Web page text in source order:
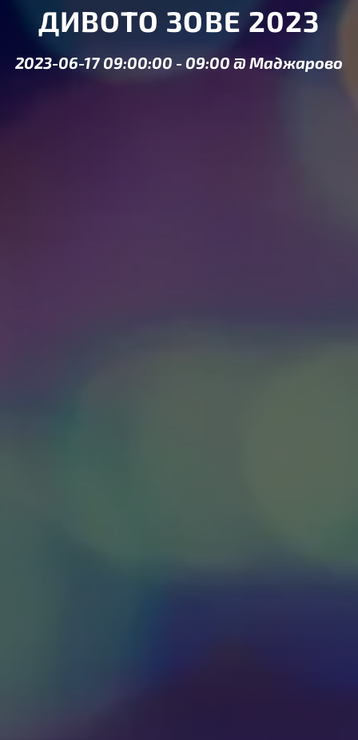
ДИВОТО ЗОВЕ 2023
2023-06-17 09:00:00 - 09:00 @ Маджарово